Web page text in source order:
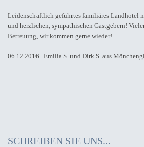
Leidenschaftlich geführtes familiäres Landhotel
und herzlichen, sympathischen Gastgebern!
Betreuung, wir kommen gerne wieder!
06.12.2016 Emilia S. und Dirk S. aus
SCHREIBEN SIE UNS...